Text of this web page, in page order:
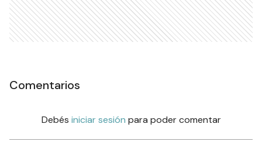
Comentarios
Debés iniciar sesión para poder comentar